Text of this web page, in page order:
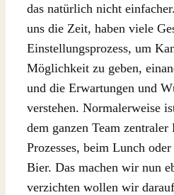
das natürlich nicht
uns die Zeit, haben viele
Einstellungsprozess, um
Möglichkeit zu geben,
und die Erwartungen und
verstehen. Normalerweise
dem ganzen Team zentraler
Prozesses, beim Lunch
Bier. Das machen wir nun
verzichten wollen wir